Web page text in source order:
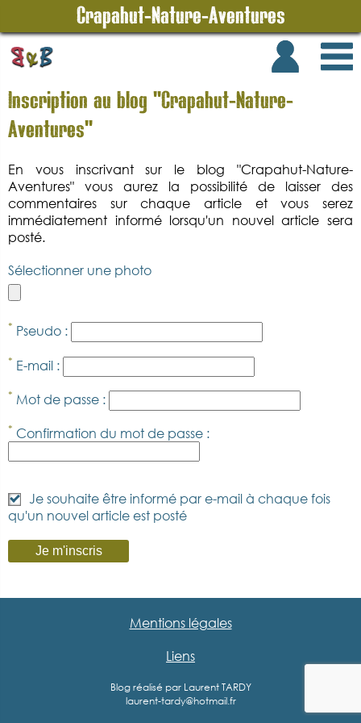
Crapahut-Nature-Aventures
Inscription au blog "Crapahut-Nature-
Aventures"
En vous inscrivant sur le blog "Crapahut-Nature-
Aventures" vous aurez la possibilité de laisser des
commentaires sur chaque article et vous serez
immédiatement informé lorsqu'un nouvel article sera
posté.
Sélectionner une photo
* Pseudo :
* E-mail :
* Mot de passe :
* Confirmation du mot de passe :
Je souhaite être informé par e-mail à chaque fois
qu'un nouvel article est posté
Mentions légales
Liens
Blog réalisé par Laurent TARDY
laurent-tardy@hotmail.fr